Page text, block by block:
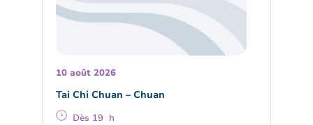
10 août 2026
Tai Chi Chuan – Chuan
Dès 19 h